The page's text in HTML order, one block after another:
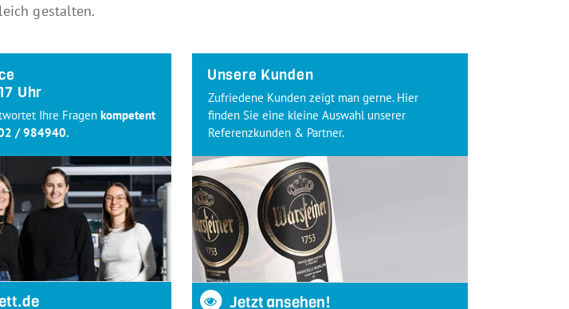
gestalten.
Uhr
Ihre Fragen kompetent
/ 984940.
Unsere Kunden
Zufriedene Kunden zeigt man gerne. Hier
finden Sie eine kleine Auswahl unserer
Referenzkunden & Partner.
Jetzt ansehen!